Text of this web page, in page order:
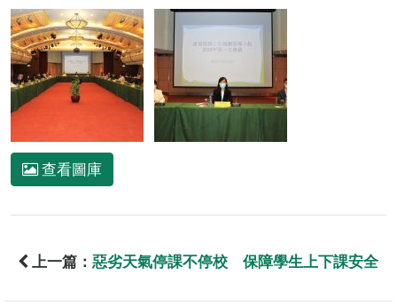
查看圖庫
上一篇： 惡劣天氣停課不停校 保障學生上下課安全